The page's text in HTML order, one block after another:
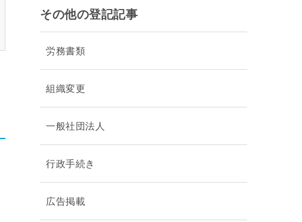
その他の登記記事
労務書類
組織変更
一般社団法人
行政手続き
広告掲載